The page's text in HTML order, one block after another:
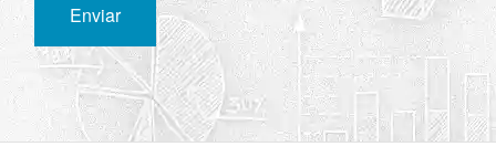
Enviar